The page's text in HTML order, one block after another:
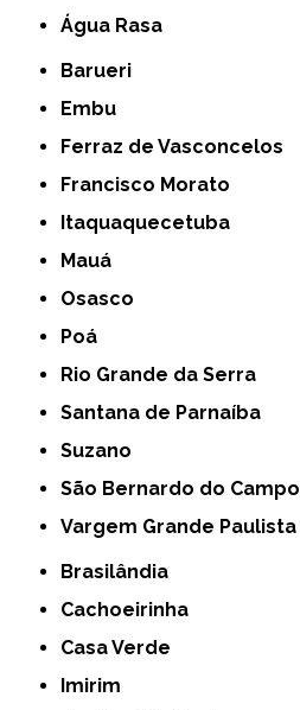
Água Rasa
Barueri
Embu
Ferraz de Vasconcelos
Francisco Morato
Itaquaquecetuba
Mauá
Osasco
Poá
Rio Grande da Serra
Santana de Parnaíba
Suzano
São Bernardo do Campo
Vargem Grande Paulista
Brasilândia
Cachoeirinha
Casa Verde
Imirim